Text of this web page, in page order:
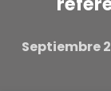
Septiembre